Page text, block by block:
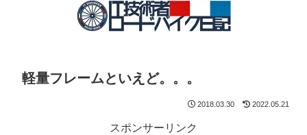
軽量フレームといえど。。。
2018.03.30 2022.05.21
スポンサーリンク